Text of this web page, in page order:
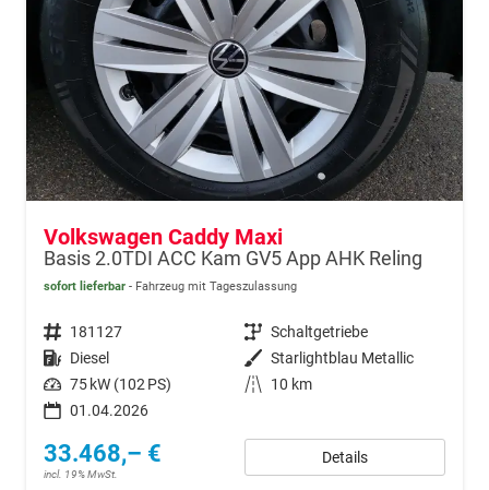
Volkswagen Caddy Maxi
Basis 2.0TDI ACC Kam GV5 App AHK Reling
sofort lieferbar Fahrzeug mit Tageszulassung
Fahrzeugnr. 181127 Getriebe Schaltgetriebe
Kraftstoff Diesel Außenfarbe Starlightblau Metallic
Leistung 75 kW (102 PS) Kilometerstand
10 km
01.04.2026
33.468,– €
incl. 19% MwSt.
Details